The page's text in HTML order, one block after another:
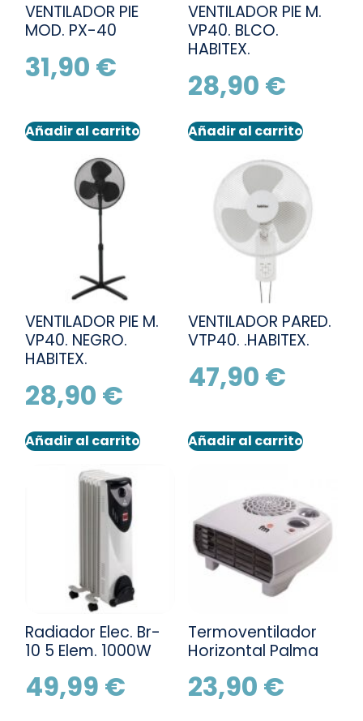
VENTILADOR PIE
MOD. PX-40
31,90 €
Añadir al carrito
VENTILADOR PIE M.
VP40. BLCO.
HABITEX.
28,90 €
Añadir al carrito
VENTILADOR PIE M.
VP40. NEGRO.
HABITEX.
28,90 €
Añadir al carrito
VENTILADOR PARED.
VTP40. .HABITEX.
47,90 €
Añadir al carrito
Radiador Elec. Br-
10 5 Elem. 1000W
49,99 €
Termoventilador
Horizontal Palma
23,90 €